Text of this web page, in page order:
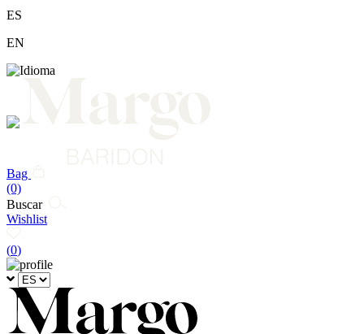
ES
EN
Bag
(0)
Buscar
Wishlist
(0)